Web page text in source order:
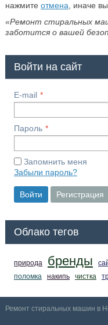
нажмите отмена , иначе
«Ремонт стиральных
заботится о вашей
Войти на сайт
E-mail
Пароль
Запомнить меня
Забыли пароль?
Войти Регистрация
Облако тегов
природа бренды
поломка
накипь чистка
Ремонт стиральных машин в